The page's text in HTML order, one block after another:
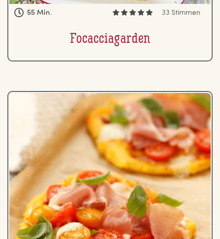
55 Min. 33 Stimmen
Fo­cac­cia­gar­den